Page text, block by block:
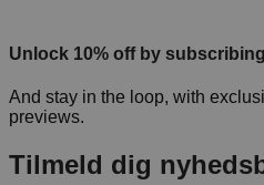
Unlock 10% off by
And stay in the loop, with
previews.
Tilmeld dig